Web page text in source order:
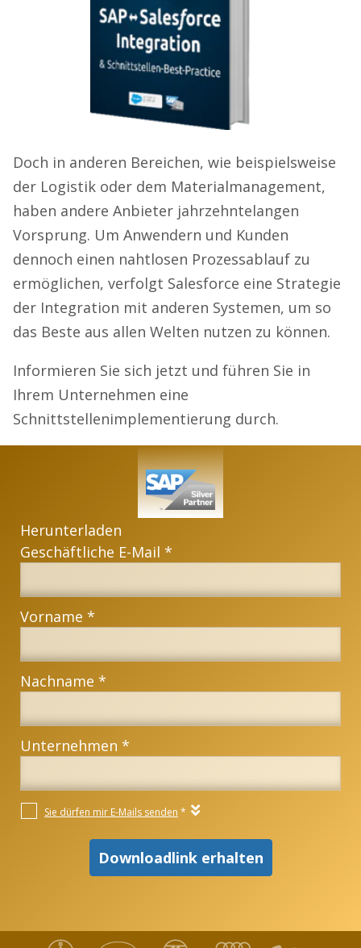
Doch in anderen Bereichen, wie beispielsweise
der Logistik oder dem Materialmanagement,
haben andere Anbieter jahrzehntelangen
Vorsprung. Um Anwendern und Kunden
dennoch einen nahtlosen Prozessablauf zu
ermöglichen, verfolgt Salesforce eine Strategie
der Integration mit anderen Systemen, um so
das Beste aus allen Welten nutzen zu können.
Informieren Sie sich jetzt und führen Sie in
Ihrem Unternehmen eine
Schnittstellenimplementierung durch.
Herunterladen